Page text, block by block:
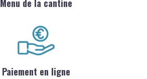
Menu de la cantine
Paiement en ligne